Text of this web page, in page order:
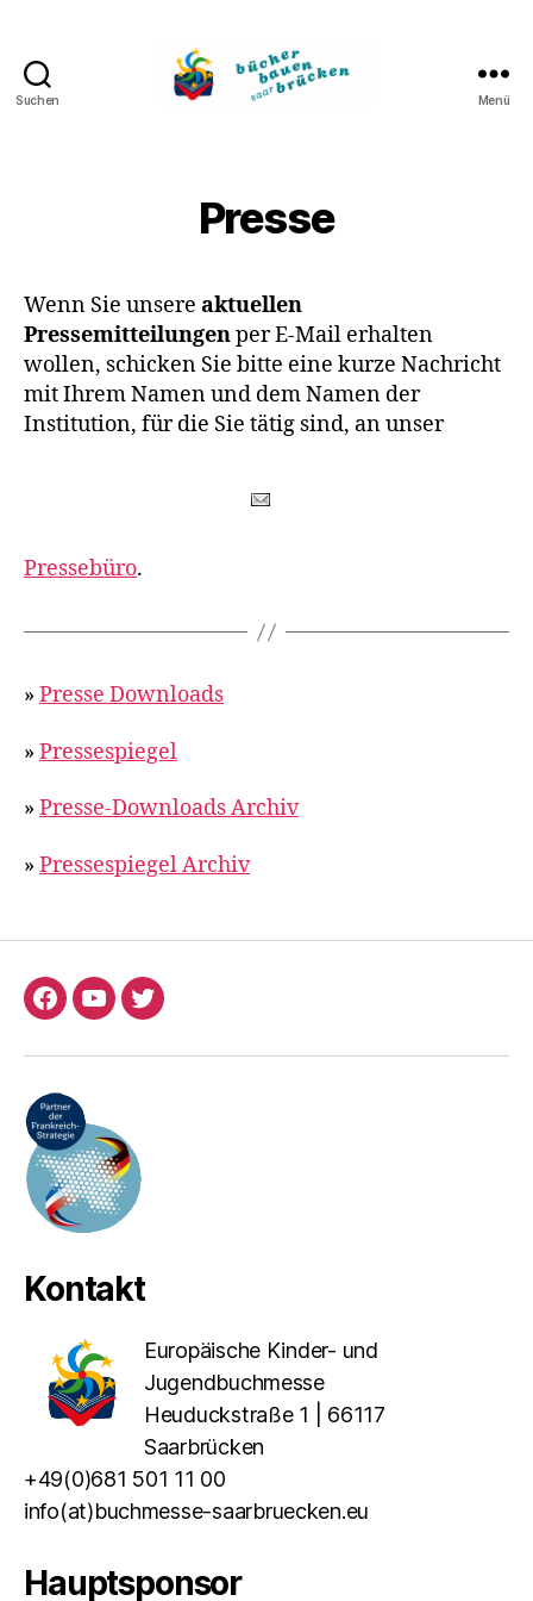
Suchen Menü
Presse
Wenn Sie unsere aktuellen
Pressemitteilungenper E-Mail erhalten
wollen, schicken Sie bitte eine kurze Nachricht
mit Ihrem Namen und dem Namen der
Institution, für die Sie tätig sind, an unser
Pressebüro.
» Presse Downloads
» Pressespiegel
» Presse-Downloads Archiv
» Pressespiegel Archiv
Facebook
YouTubeTwitter
Kontakt
Europäische Kinder- und
Jugendbuchmesse
Heuduckstraße 1 | 66117
Saarbrücken
+49(0)681 501 11 00
info(at)buchmesse-saarbruecken.eu
Hauptsponsor